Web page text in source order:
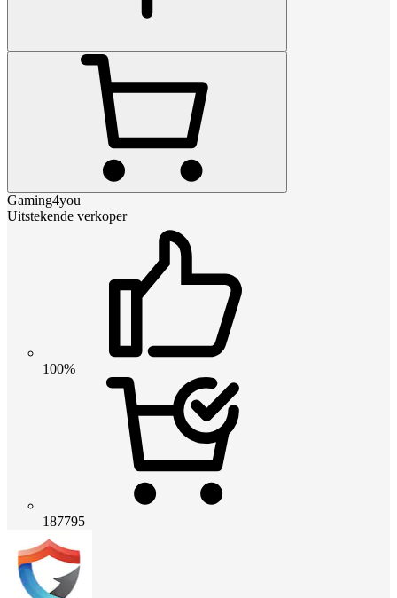
Gaming4you
Uitstekende verkoper
100%
187795